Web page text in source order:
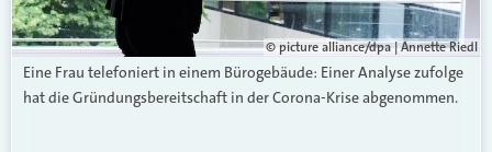
© picture alliance/dpa | Annette Riedl
Eine Frau telefoniert in einem Bürogebäude: Einer Analyse zufolge
hat die Gründungsbereitschaft in der Corona-Krise abgenommen.